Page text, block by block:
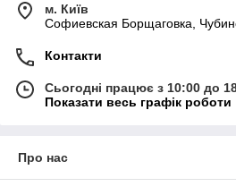
м. Київ
Софиевская Борщаговка,
Контакти
Сьогодні працює з 10:00 до
Показати весь графік роботи
Про нас